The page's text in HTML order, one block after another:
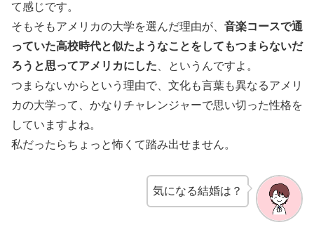
て感じです。
そもそもアメリカの大学を選んだ理由が、 音楽コースで通
っていた高校時代と似たようなことをしてもつまらないだ
ろうと思ってアメリカにした 、というんですよ。
つまらないからという理由で、文化も言葉も異なるアメリ
カの大学って、かなりチャレンジャーで思い切った性格を
していますよね。
私だったらちょっと怖くて踏み出せません。
気になる結婚は？